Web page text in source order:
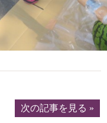
次の記事を見る »